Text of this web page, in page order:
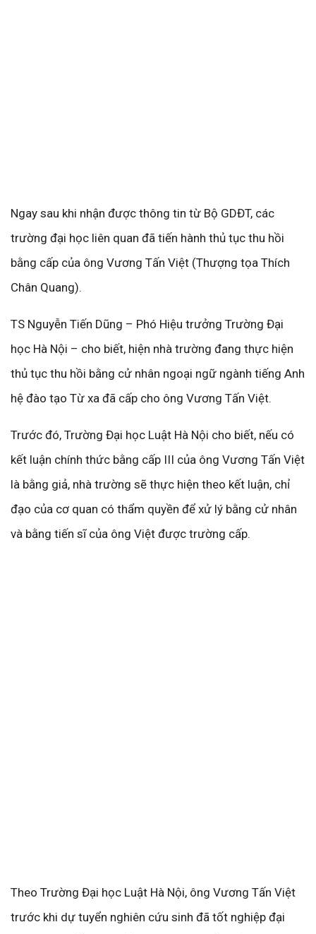
Ngay sau khi nhận được thông tin từ Bộ GDĐT, các
trường đại học liên quan đã tiến hành thủ tục thu hồi
bằng cấp của ông Vương Tấn Việt (Thượng tọa Thích
Chân Quang).
TS Nguyễn Tiến Dũng – Phó Hiệu trưởng Trường Đại
học Hà Nội – cho biết, hiện nhà trường đang thực hiện
thủ tục thu hồi bằng cử nhân ngoại ngữ ngành tiếng Anh
hệ đào tạo Từ xa đã cấp cho ông Vương Tấn Việt.
Trước đó, Trường Đại học Luật Hà Nội cho biết, nếu có
kết luận chính thức bằng cấp III của ông Vương Tấn Việt
là bằng giả, nhà trường sẽ thực hiện theo kết luận, chỉ
đạo của cơ quan có thẩm quyền để xử lý bằng cử nhân
và bằng tiến sĩ của ông Việt được trường cấp.
Theo Trường Đại học Luật Hà Nội, ông Vương Tấn Việt
trước khi dự tuyển nghiên cứu sinh đã tốt nghiệp đại